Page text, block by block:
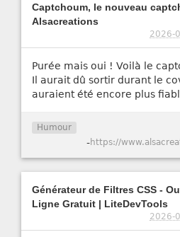
Captchoum, le nouveau
Alsacreations
2026-
Purée mais oui ! Voilà le
Il aurait dû sortir durant le
auraient été encore plus
Humour
-
Générateur de Filtres CSS -
Ligne Gratuit | LiteDevTools
2026-